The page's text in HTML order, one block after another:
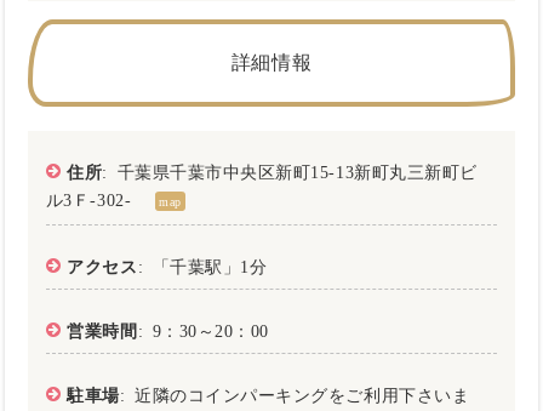
詳細情報
住所: 千葉県千葉市中央区新町15-13新町丸三新町ビ
ル3Ｆ-302-
map
アクセス : 「千葉駅」1分
営業時間: 9：30～20：00
駐車場: 近隣のコインパーキングをご利用下さいま